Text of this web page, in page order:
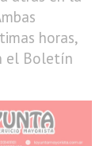
horas,
el Boletín